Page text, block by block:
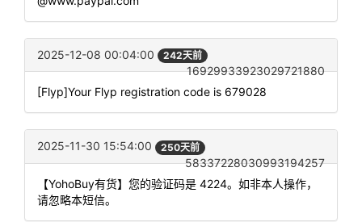
2025-12-08 00:04:00 242天前
16929933923029721880
[Flyp]Your Flyp registration code is 679028
2025-11-30 15:54:00 250天前
58337228030993194257
【YohoBuy有货】您的验证码是 4224。如非本人操作，
请忽略本短信。